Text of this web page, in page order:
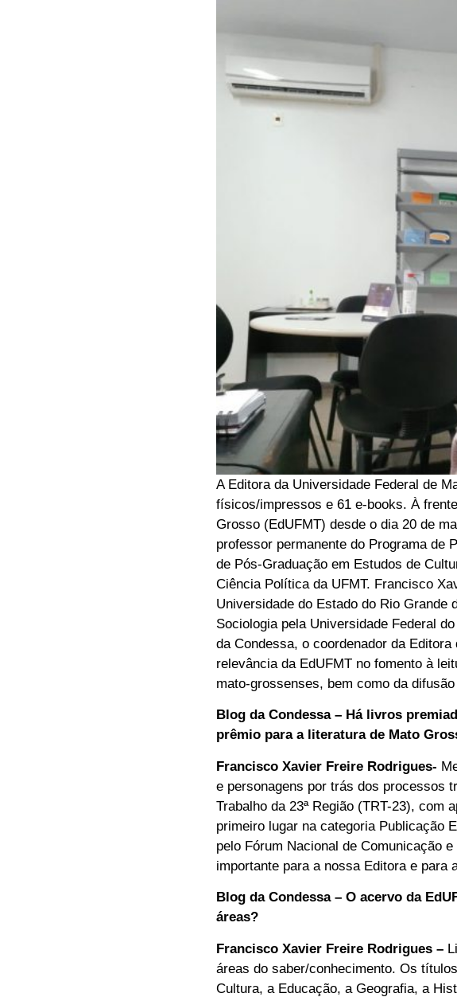
A Editora da Universidade Federal de
físicos/impressos e 61 e-books. À
Grosso (EdUFMT) desde o dia 20 de
professor permanente do Programa de
de Pós-Graduação em Estudos de
Ciência Política da UFMT. Francisco
Universidade do Estado do Rio Grande
Sociologia pela Universidade Federal
da Condessa, o coordenador da
relevância da EdUFMT no fomento à
mato-grossenses, bem como da
Blog da Condessa – Há livros
prêmio para a literatura de Mato
Francisco Xavier Freire Rodrigues-
e personagens por trás dos processos
Trabalho da 23ª Região (TRT-23), com
primeiro lugar na categoria Publicação
pelo Fórum Nacional de Comunicação
importante para a nossa Editora e para
Blog da Condessa – O acervo da
áreas?
Francisco Xavier Freire Rodrigues –
áreas do saber/conhecimento. Os
Cultura, a Educação, a Geografia, a